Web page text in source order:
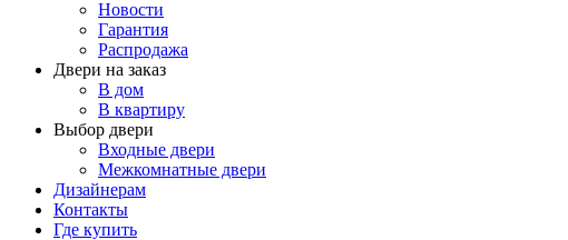
Новости
Гарантия
Распродажа
Двери на заказ
В дом
В квартиру
Выбор двери
Входные двери
Межкомнатные двери
Дизайнерам
Контакты
Где купить